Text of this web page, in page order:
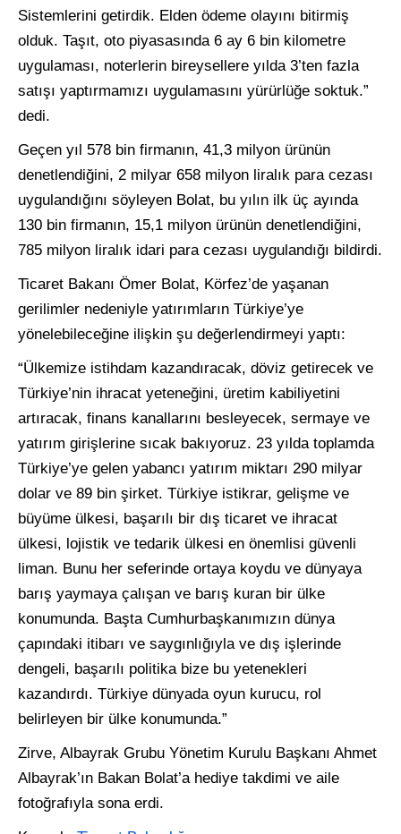
Sistemlerini getirdik. Elden ödeme olayını bitirmiş
olduk. Taşıt, oto piyasasında 6 ay 6 bin kilometre
uygulaması, noterlerin bireysellere yılda 3’ten fazla
satışı yaptırmamızı uygulamasını yürürlüğe soktuk.”
dedi.
Geçen yıl 578 bin firmanın, 41,3 milyon ürünün
denetlendiğini, 2 milyar 658 milyon liralık para cezası
uygulandığını söyleyen Bolat, bu yılın ilk üç ayında
130 bin firmanın, 15,1 milyon ürünün denetlendiğini,
785 milyon liralık idari para cezası uygulandığı bildirdi.
Ticaret Bakanı Ömer Bolat, Körfez’de yaşanan
gerilimler nedeniyle yatırımların Türkiye’ye
yönelebileceğine ilişkin şu değerlendirmeyi yaptı:
“Ülkemize istihdam kazandıracak, döviz getirecek ve
Türkiye’nin ihracat yeteneğini, üretim kabiliyetini
artıracak, finans kanallarını besleyecek, sermaye ve
yatırım girişlerine sıcak bakıyoruz. 23 yılda toplamda
Türkiye’ye gelen yabancı yatırım miktarı 290 milyar
dolar ve 89 bin şirket. Türkiye istikrar, gelişme ve
büyüme ülkesi, başarılı bir dış ticaret ve ihracat
ülkesi, lojistik ve tedarik ülkesi en önemlisi güvenli
liman. Bunu her seferinde ortaya koydu ve dünyaya
barış yaymaya çalışan ve barış kuran bir ülke
konumunda. Başta Cumhurbaşkanımızın dünya
çapındaki itibarı ve saygınlığıyla ve dış işlerinde
dengeli, başarılı politika bize bu yetenekleri
kazandırdı. Türkiye dünyada oyun kurucu, rol
belirleyen bir ülke konumunda.”
Zirve, Albayrak Grubu Yönetim Kurulu Başkanı Ahmet
Albayrak’ın Bakan Bolat’a hediye takdimi ve aile
fotoğrafıyla sona erdi.